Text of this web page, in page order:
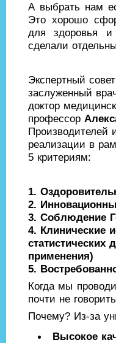
А выбрать нам
Это хорошо
для здоровья
сделали
Экспертный
заслуженный
доктор
профессор
Производителей
реализации в
5 критериям:
1.
2.
3. Соблюдение
4. Клинические
статистических
применения)
5.
Когда мы
почти не
Почему? Из-за
Высокое